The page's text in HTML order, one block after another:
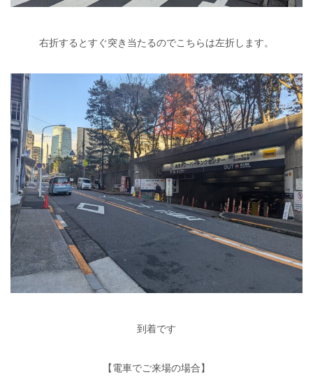
右折するとすぐ突き当たるのでこちらは左折します。
到着です
【電車でご来場の場合】